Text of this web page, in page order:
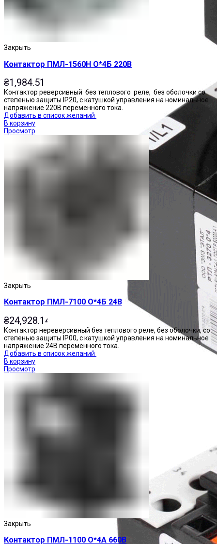
Реле тепловые
Закрыть
Контактор ПМЛ-1560Н О*4Б 220В
₴1,984.51
Контактор реверсивный без теплового реле, без оболочки со
степенью защиты IP20, с катушкой управления на номинальное
напряжение 220В переменного тока.
Добавить в список желаний
В корзину
Просмотр
Закрыть
Контактор ПМЛ-7100 О*4Б 24В
₴24,928.14
Контактор нереверсивный без теплового реле, без оболочки, со
степенью защиты IP00, с катушкой управления на номинальное
напряжение 24В переменного тока.
Добавить в список желаний
В корзину
Просмотр
Закрыть
Контактор ПМЛ-1100 О*4А 660В